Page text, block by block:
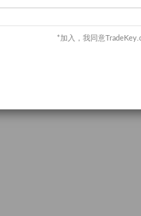
*加入，我同意